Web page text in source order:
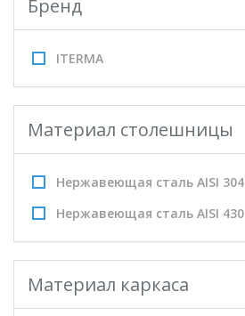
Бренд
ITERMA
Материал столешницы
Нержавеющая сталь AISI 304
Нержавеющая сталь AISI 430
Материал каркаса